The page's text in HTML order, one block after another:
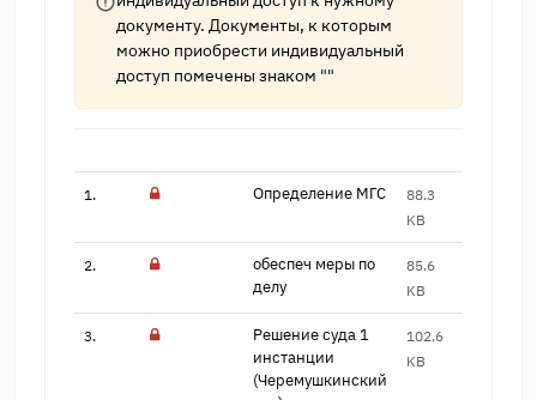
документу. Документы, к которым
можно приобрести индивидуальный
доступ помечены знаком ""
1. Определение МГС
88.3
KB
2.
обеспеч меры по
делу
85.6
KB
3.
Решение суда 1
инста​нции
(Черемушкинскии​̆
102.6
KB